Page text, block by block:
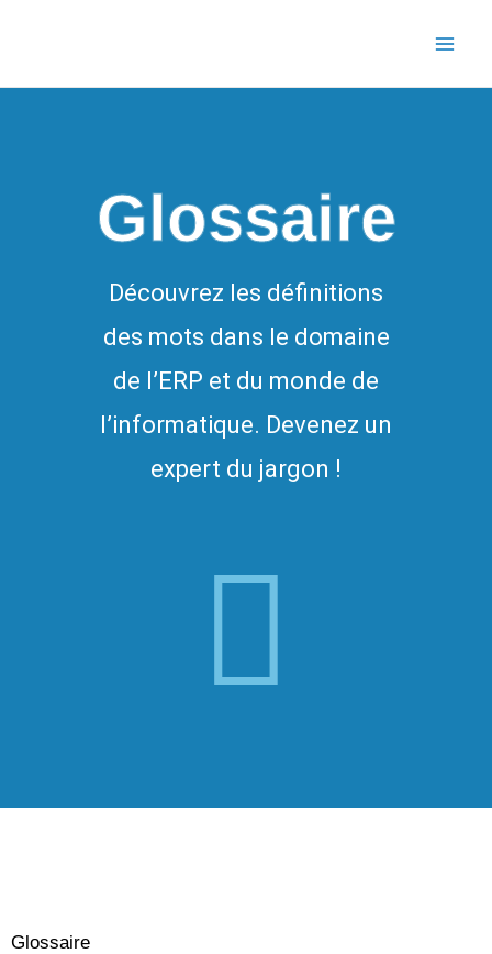
contenu
Glossaire
Découvrez les définitions
des mots dans le domaine
de l’ERP et du monde de
l’informatique. Devenez un
expert du jargon !
Glossaire